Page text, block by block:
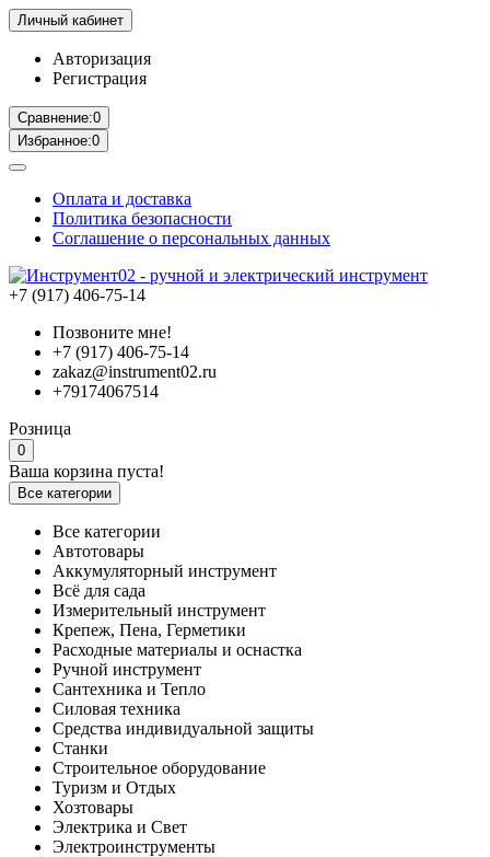
Личный кабинет
Авторизация
Регистрация
Сравнение:0
Избранное:0
Оплата и доставка
Политика безопасности
Соглашение о персональных данных
+7 (917) 406-75-14
Позвоните мне!
+7 (917) 406-75-14
zakaz@instrument02.ru
+79174067514
Розница
0
Ваша корзина пуста!
Все категории
Все категории
Автотовары
Аккумуляторный инструмент
Всё для сада
Измерительный инструмент
Крепеж, Пена, Герметики
Расходные материалы и оснастка
Ручной инструмент
Сантехника и Тепло
Силовая техника
Средства индивидуальной защиты
Станки
Строительное оборудование
Туризм и Отдых
Хозтовары
Электрика и Свет
Электроинструменты